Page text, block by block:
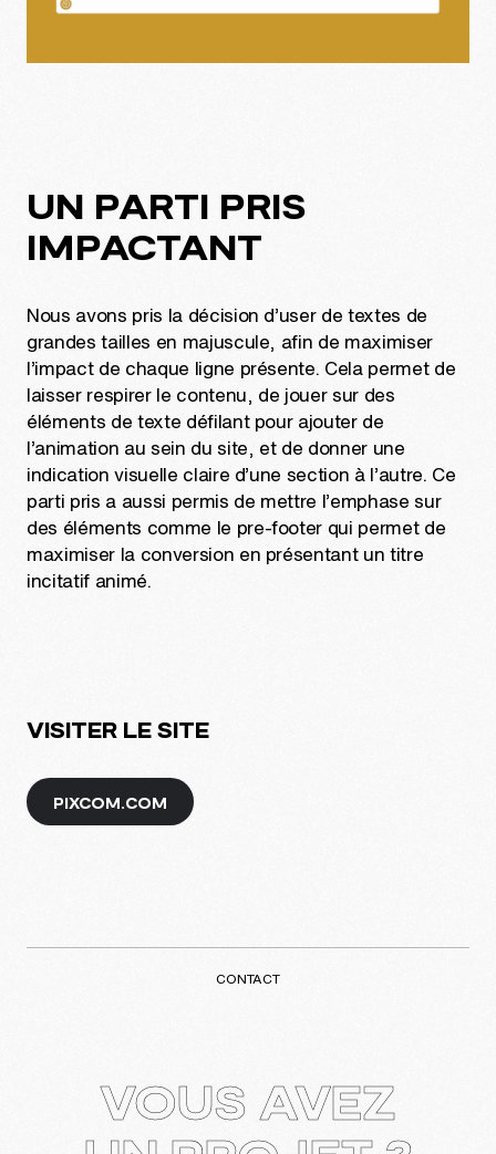
UN PARTI PRIS
IMPACTANT
Nous avons pris la décision d’user de textes de
grandes tailles en majuscule, afin de maximiser
l’impact de chaque ligne présente. Cela permet de
laisser respirer le contenu, de jouer sur des
éléments de texte défilant pour ajouter de
l’animation au sein du site, et de donner une
indication visuelle claire d’une section à l’autre. Ce
parti pris a aussi permis de mettre l’emphase sur
des éléments comme le pre-footer qui permet de
maximiser la conversion en présentant un titre
incitatif animé.
VISITER LE SITE
PIXCOM.COM
CONTACT
VOUS AVEZ